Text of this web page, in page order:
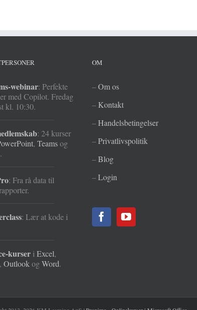
webinar: Perfekte
med Copilot. Fredag
kl. 10:30.
: 24 kurser
, Teamsog
: Fra rå data til
: Lær at kode i
kurseri Excel,
OutlookogWord.
OM
–Om os
– Kontakt
–Handelsbetingelser
–Privatlivspolitik
–Blog
–Login